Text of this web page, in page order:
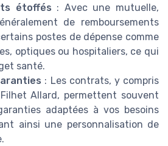
étoffés : Avec une mutuelle,
de remboursements
postes de dépense comme
optiques ou hospitaliers, ce qui
santé.
: Les contrats, y compris
Allard, permettent souvent
adaptées à vos besoins
ainsi une personnalisation de